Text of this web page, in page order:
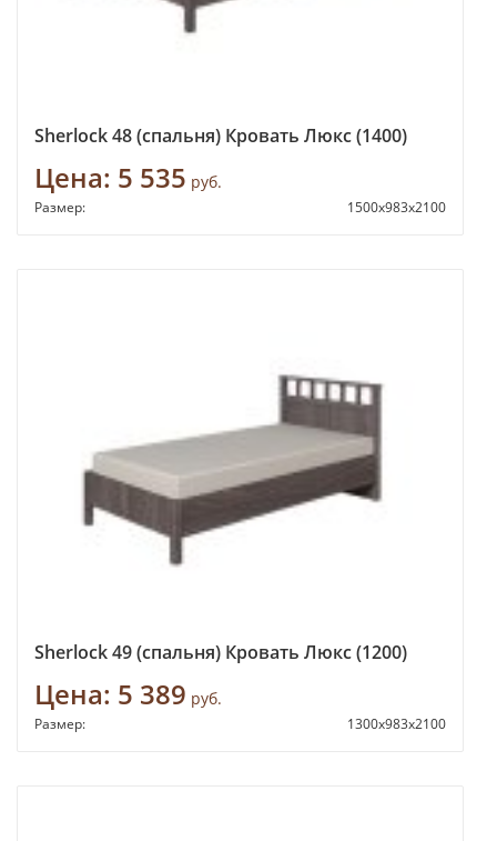
Sherlock 48 (спальня) Кровать Люкс (1400)
Цена: 5 535 руб.
Размер: 1500х983х2100
Sherlock 49 (спальня) Кровать Люкс (1200)
Цена: 5 389 руб.
Размер: 1300х983х2100